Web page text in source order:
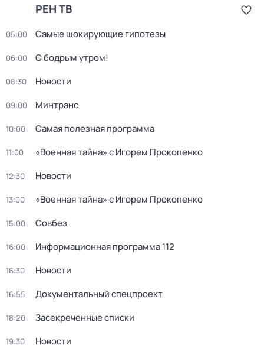
РЕН ТВ
05:00 Самые шoкиpующие гипотезы
06:00 С бодрым утром!
08:30 Новости
09:00 Минтранс
10:00 Самая полезная программа
11:00 «Военная тайна» с Игорем Прокопенко
12:30 Новости
13:00 «Военная тайна» с Игорем Прокопенко
15:00 Совбез
16:00 Информационная программа 112
16:30 Новости
16:55 Документальный спецпроект
18:20 Зacекрeченные cписки
19:30 Новости